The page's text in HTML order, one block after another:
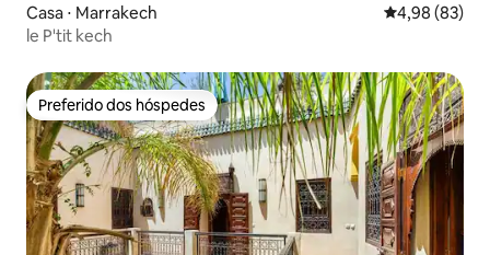
Casa ⋅ Marrakech 4,98 de uma
4,98 (83)
le P'tit kech
Preferido dos hóspedes
Preferido dos hóspedes